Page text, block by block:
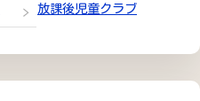
放課後児童クラブ